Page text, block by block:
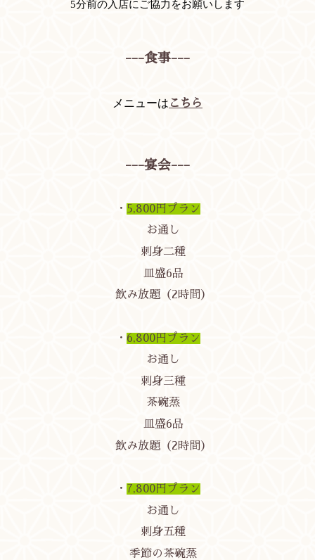
5分前の入店にご協力をお願いします
---食事---
メニューは こちら
---宴会---
・ 5,800円プラン
お通し
刺身二種
皿盛6品
飲み放題（2時間）
・ 6,800円プラン
お通し
刺身三種
茶碗蒸
皿盛6品
飲み放題（2時間）
・ 7,800円プラン
お通し
刺身五種
季節の茶碗蒸